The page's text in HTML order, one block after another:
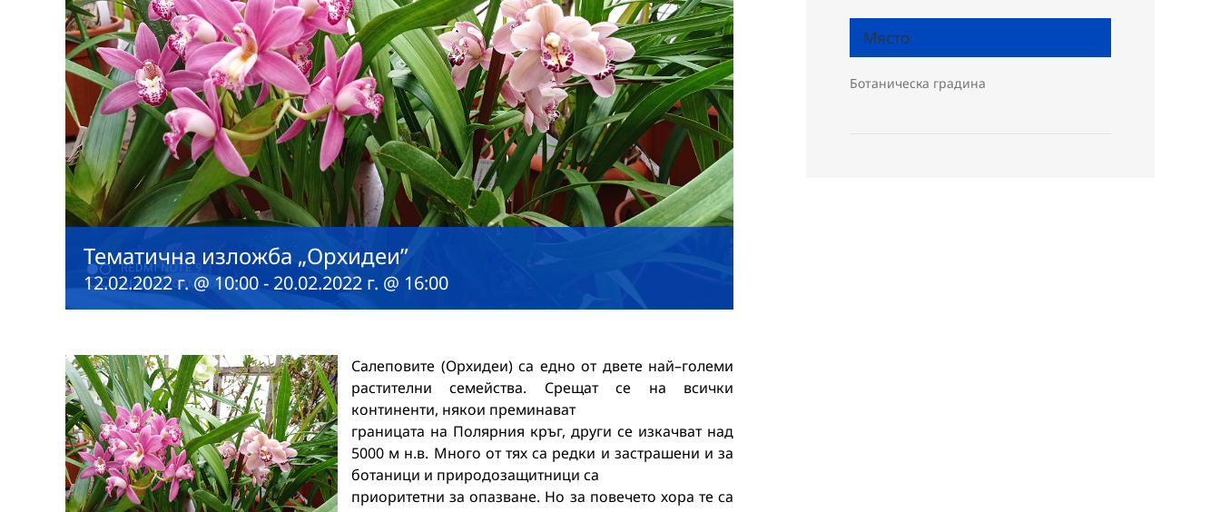
Тематична изложба „Орхидеи”
12.02.2022 г. @ 10:00- 20.02.2022 г. @ 16:00
Салеповите (Орхидеи) са едно от двете най–големи
растителнисемейства. Срещат се на
всички
континенти, някои преминават
границата на Полярния кръг, други се изкачват над
5000 м н.в. Много от тях са редки и застрашени и за
ботаници и природозащитници са
приоритетни за опазване. Но за повечето хора те са
Място
Ботаническа градина